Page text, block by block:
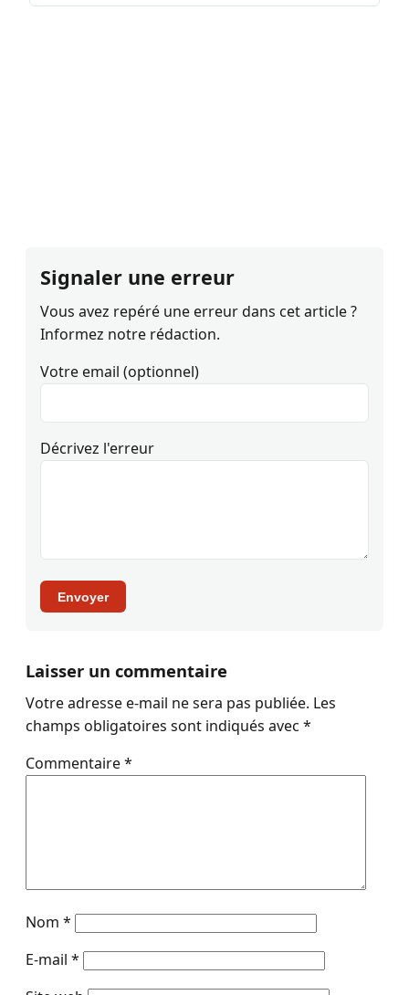
Signaler une erreur
Vous avez repéré une erreur dans cet article ?
Informez notre rédaction.
Votre email (optionnel)
Décrivez l'erreur
Envoyer
Laisser un commentaire
Votre adresse e-mail ne sera pas publiée. Les
champs obligatoires sont indiqués avec *
Commentaire*
Nom *
E-mail *